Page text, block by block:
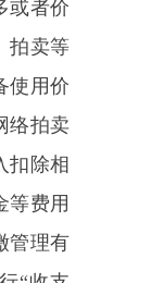
收
情
问
政
管
基
度